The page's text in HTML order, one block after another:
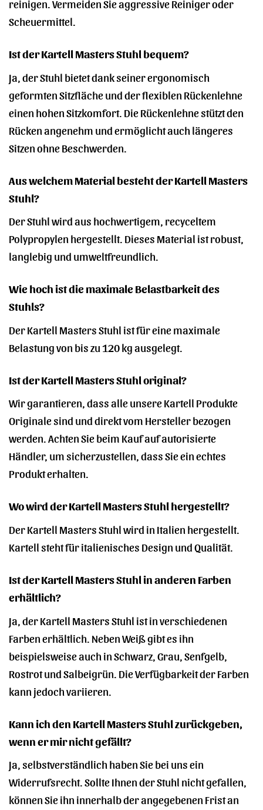
reinigen. Vermeiden Sie aggressive Reiniger oder
Scheuermittel.
Ist der Kartell Masters Stuhl bequem?
Ja, der Stuhl bietet dank seiner ergonomisch
geformten Sitzfläche und der flexiblen Rückenlehne
einen hohen Sitzkomfort. Die Rückenlehne stützt den
Rücken angenehm und ermöglicht auch längeres
Sitzen ohne Beschwerden.
Aus welchem Material besteht der Kartell Masters
Stuhl?
Der Stuhl wird aus hochwertigem, recyceltem
Polypropylen hergestellt. Dieses Material ist robust,
langlebig und umweltfreundlich.
Wie hoch ist die maximale Belastbarkeit des
Stuhls?
Der Kartell Masters Stuhl ist für eine maximale
Belastung von bis zu 120 kg ausgelegt.
Ist der Kartell Masters Stuhl original?
Wir garantieren, dass alle unsere Kartell Produkte
Originale sind und direkt vom Hersteller bezogen
werden. Achten Sie beim Kauf auf autorisierte
Händler, um sicherzustellen, dass Sie ein echtes
Produkt erhalten.
Wo wird der Kartell Masters Stuhl hergestellt?
Der Kartell Masters Stuhl wird in Italien hergestellt.
Kartell steht für italienisches Design und Qualität.
Ist der Kartell Masters Stuhl in anderen Farben
erhältlich?
Ja, der Kartell Masters Stuhl ist in verschiedenen
Farben erhältlich. Neben Weiß gibt es ihn
beispielsweise auch in Schwarz, Grau, Senfgelb,
Rostrot und Salbeigrün. Die Verfügbarkeit der Farben
kann jedoch variieren.
Kann ich den Kartell Masters Stuhl zurückgeben,
wenn er mir nicht gefällt?
Ja, selbstverständlich haben Sie bei uns ein
Widerrufsrecht. Sollte Ihnen der Stuhl nicht gefallen,
können Sie ihn innerhalb der angegebenen Frist an